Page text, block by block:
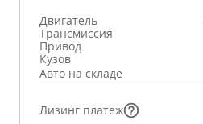
Двигатель
Трансмиссия
Привод
Кузов
Авто на складе
Лизинг платеж